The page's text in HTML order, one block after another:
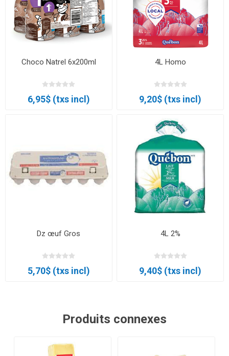
Choco Natrel 6x200ml
6,95$ (txs incl)
4L Homo
9,20$ (txs incl)
Dz œuf Gros
5,70$ (txs incl)
4L 2%
9,40$ (txs incl)
Produits connexes